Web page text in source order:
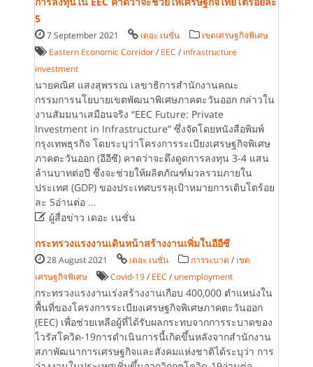
5
7 September 2021 เดอะ เนชั่น
เขตเศรษฐกิจพิเศษ
Eastern Economic Corridor / EEC / infrastructure
investment
นายคณิศ แสงสุพรรณ เลขาธิการสำนักงานคณะ
กรรมการนโยบายเขตพัฒนาพิเศษภาคตะวันออก กล่าวใน
งานสัมมนาเสมือนจริง “EEC Future: Private
Investment in Infrastructure” ซึ่งจัดโดยหนังสือพิมพ์
กรุงเทพธุรกิจ โดยระบุว่าโครงการระเบียงเศรษฐกิจพิเศษ
ภาคตะวันออก (อีอีซี) คาดว่าจะดึงดูดการลงทุน 3-4 แสน
ล้านบาทต่อปี ซึ่งจะช่วยให้ผลิตภัณฑ์มวลรวมภายใน
ประเทศ (GDP) ของประเทศบรรลุเป้าหมายการเติบโตร้อย
ละ 5อ่านต่อ ...
ผู้สื่อข่าว เดอะ เนชั่น
กระทรวงแรงงานเดินหน้าสร้างงานเพิ่มในอีอีซี
28 August 2021 เดอะ เนชั่น การระบาด / เขต
เศรษฐกิจพิเศษ
Covid-19 / EEC / unemployment
กระทรวงแรงงานเร่งสร้างงานเกือบ 400,000 ตำแหน่งใน
พื้นที่ของโครงการระเบียงเศรษฐกิจพิเศษภาคตะวันออก
(EEC) เพื่อช่วยเหลือผู้ที่ได้รับผลกระทบจากการระบาดของ
ไวรัสโควิด-19การดำเนินการนี้เกิดขึ้นหลังจากสำนักงาน
สภาพัฒนาการเศรษฐกิจและสังคมแห่งชาติได้ระบุว่า การ